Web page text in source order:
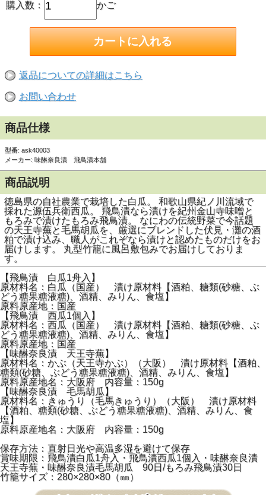
購入数： かご
返品についての詳細はこちら
お問い合わせ
商品仕様
型番: ask40003
メーカー: 味醂奈良漬 飛鳥漬本舗
商品説明
徳島県の自社農業で栽培した白瓜。 和歌山県紀ノ川流域で
採れた源伍兵衛西瓜。 飛鳥漬なら漬けを紀州金山寺味噌と
もろみで漬けたもろみ飛鳥漬。 なにわの伝統野菜で今話題
の天王寺蕪と毛馬胡瓜を、厳選にブレンドした伏見・灘の酒
粕で漬け込み、職人がこれぞなら漬けと認めたものだけをお
届けします。 丸型竹籠に風呂敷包みでお届けしておりま
す。
【飛鳥漬 白瓜1舟入】
原材料名：白瓜（国産） 漬け原材料【酒粕、糖類(砂糖、ぶ
どう糖果糖液糖)、酒精、みりん、食塩】
原料原産地：国産
【飛鳥漬 西瓜1個入】
原材料名：西瓜（国産） 漬け原材料【酒粕、糖類(砂糖、ぶ
どう糖果糖液糖)、酒精、みりん、食塩】
原料原産地：国産
【味醂奈良漬 天王寺蕪】
原材料名：かぶ（天王寺かぶ）（大阪） 漬け原材料【酒粕、
糖類(砂糖、ぶどう糖果糖液糖)、酒精、みりん、食塩】
原料原産地名：大阪府 内容量：150g
【味醂奈良漬 毛馬胡瓜】
原材料名：きゅうり（毛馬きゅうり）（大阪） 漬け原材料
【酒粕、糖類(砂糖、ぶどう糖果糖液糖)、酒精、みりん、食
塩】
原料原産地名：大阪府 内容量：150g
保存方法：直射日光や高温多湿を避けて保存
賞味期限：飛鳥漬白瓜1舟入・飛鳥漬西瓜1個入・味醂奈良漬
天王寺蕪・味醂奈良漬毛馬胡瓜 90日/もろみ飛鳥漬30日
竹籠サイズ：280×280×80（㎜）